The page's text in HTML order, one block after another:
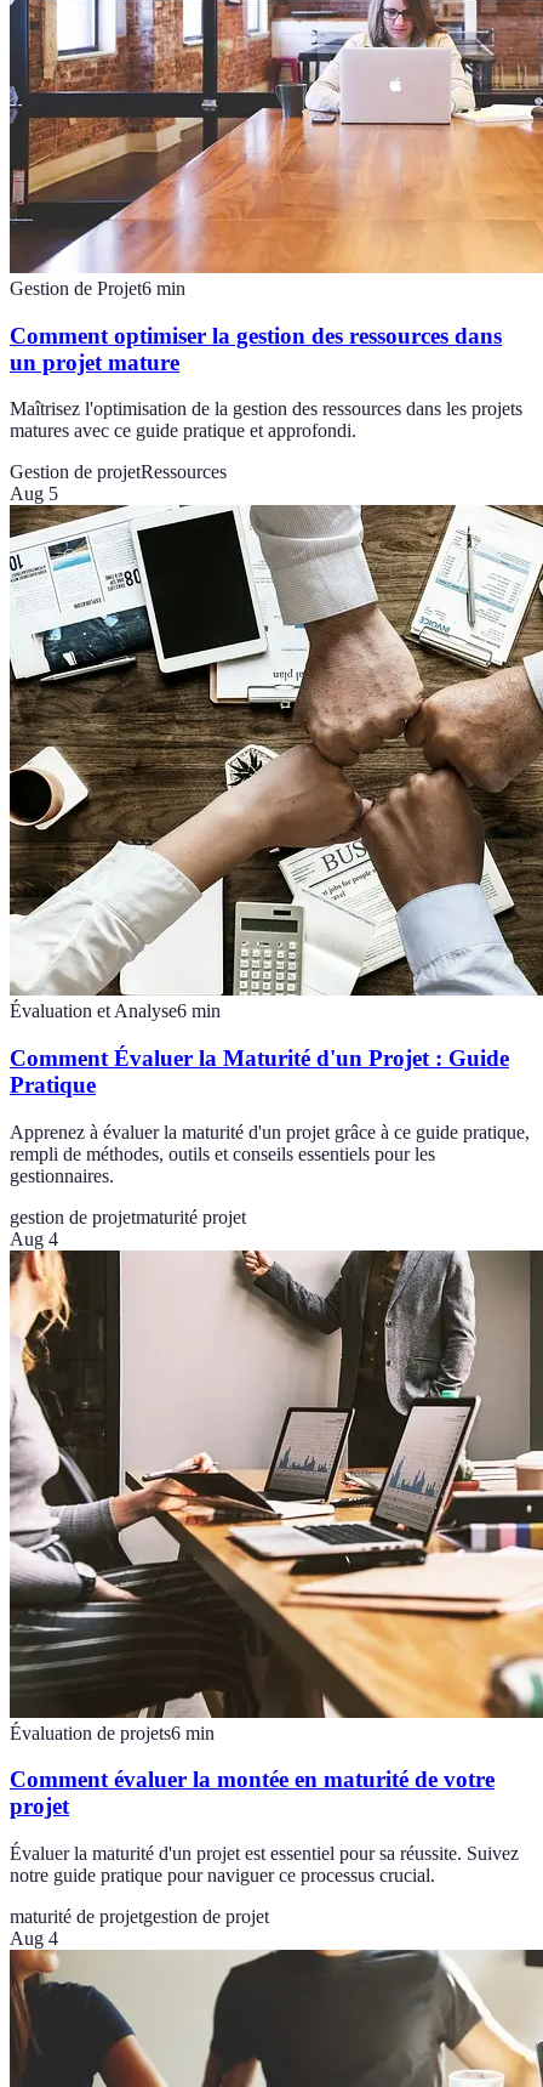
Gestion de Projet6 min
Comment optimiser la gestion des ressources dans
un projet mature
Maîtrisez l'optimisation de la gestion des ressources dans les projets
matures avec ce guide pratique et approfondi.
Gestion de projetRessources
Aug 5
Évaluation et Analyse6 min
Comment Évaluer la Maturité d'un Projet : Guide
Pratique
Apprenez à évaluer la maturité d'un projet grâce à ce guide pratique,
rempli de méthodes, outils et conseils essentiels pour les
gestionnaires.
gestion de projetmaturité projet
Aug 4
Évaluation de projets6 min
Comment évaluer la montée en maturité de votre
projet
Évaluer la maturité d'un projet est essentiel pour sa réussite. Suivez
notre guide pratique pour naviguer ce processus crucial.
maturité de projetgestion de projet
Aug 4